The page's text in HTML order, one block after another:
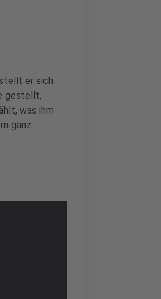
er sich
gestellt,
was ihm
ganz